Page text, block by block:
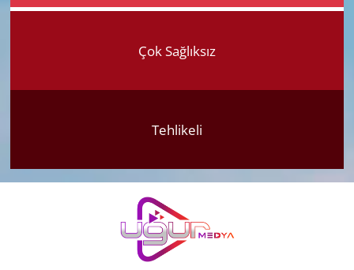
Çok Sağlıksız
Tehlikeli